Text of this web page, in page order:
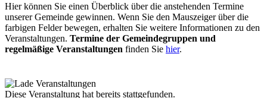
Hier können Sie einen Überblick über die anstehenden Termine
unserer Gemeinde gewinnen. Wenn Sie den Mauszeiger über die
farbigen Felder bewegen, erhalten Sie weitere Informationen zu den
Veranstaltungen. Termine der Gemeindegruppen und
regelmäßige Veranstaltungen finden Sie hier.
Diese Veranstaltung hat bereits stattgefunden.